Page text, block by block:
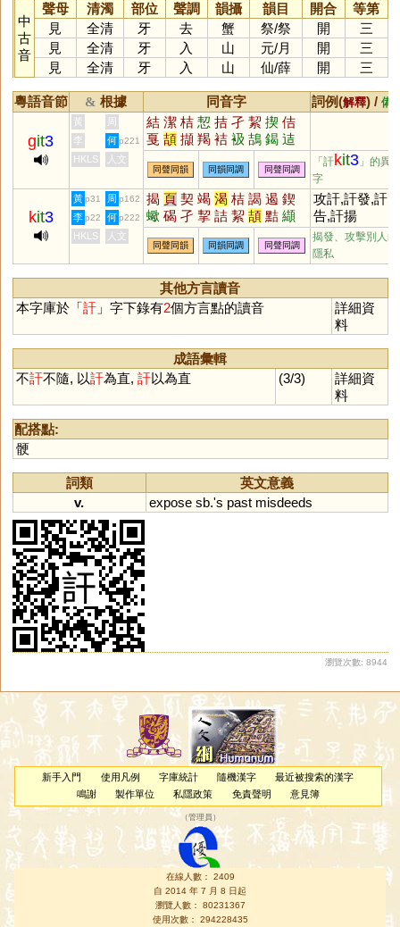
中
古
音
聲母 清濁 部位 聲調 韻攝 韻目 開合
等第
見
全清 牙 去 蟹 祭/祭 開
三
見
全清 牙 入 山 元/月 開
三
見
全清 牙 入 山 仙/薛 開 三
粵語音節 & 根據 同音字 詞例(解釋) / 備
git3
黃 周 結 潔 桔 恝 拮 孑 絜 揳 佶
戛 頡 擷 羯 袺 衱 鴶 鍻 迼
磍 狤 洁 扴 洯 鮚 岊
李 何 p221
HKLS 人文
同聲同韻 同韻同調 同聲同調
「訐kit3 」的異
字
kit3
黃 p31 周 p162 揭 頁 契 竭 渴 桔 謁 遏 鍥
蠍 碣 孑 挈 詰 絜 頡 黠 纈
擷 羯 楬 襭 鞊 蝎 朅 蛣 褉
嵑 劼 滊 洯 藒 緳 硈 蛪 蝢
鐑
攻訐,訐發,訐
告,訐揚
李 p22 何 p222
HKLS 人文
同聲同韻 同韻同調 同聲同調
揭發、攻擊別人的
隱私
其他方言讀音
本字庫於「訐」字下錄有2個方言點的讀音
詳細資
料
成語彙輯
不訐不隨, 以訐為直, 訐以為直 (3/3)
詳細資
料
配搭點:
骾
詞類
英文意義
v.
expose sb.'s past misdeeds
瀏覽次數: 8944
新手入門 使用凡例 字庫統計 隨機漢字
最近被搜索的漢字
鳴謝
製作單位 私隱政策 免責聲明 意見簿
（管理員 ）
在線人數： 2409
自 2014 年 7 月 8 日起
瀏覽人數： 80231367
使用次數： 294228435